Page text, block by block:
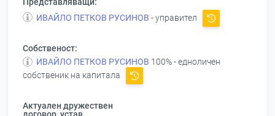
Представляващи:
ИВАЙЛО ПЕТКОВ РУСИНОВ - управител
Собственост:
ИВАЙЛО ПЕТКОВ РУСИНОВ 100% - едноличен
собственик на капитала
Актуален дружествен